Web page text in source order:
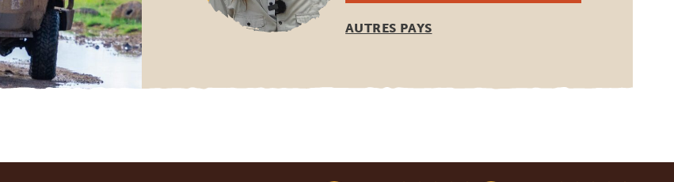
AUTRES PAYS